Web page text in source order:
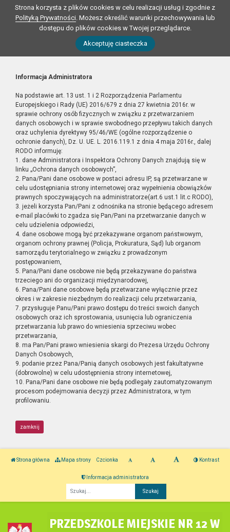
Strona korzysta z plików cookies w celu realizacji usług i zgodnie z
Polityką Prywatności. Możesz określić warunki przechowywania lub
dostępu do plików cookies w Twojej przeglądarce.
Akceptuję ciasteczka
Informacja Administratora
Na podstawie art. 13 ust. 1 i 2 Rozporządzenia Parlamentu
Europejskiego i Rady (UE) 2016/679 z dnia 27 kwietnia 2016r. w
sprawie ochrony osób fizycznych w związku z przetwarzaniem
danych osobowych i w sprawie swobodnego przepływu takich danych
oraz uchylenia dyrektywy 95/46/WE (ogólne rozporządzenie o
ochronie danych), Dz. U. UE. L. 2016.119.1 z dnia 4 maja 2016r., dalej
RODO informuję:
1. dane Administratora i Inspektora Ochrony Danych znajdują się w
linku „Ochrona danych osobowych”,
2. Pana/Pani dane osobowe w postaci adresu IP, są przetwarzane w
celu udostępniania strony internetowej oraz wypełnienia obowiązków
prawnych spoczywających na administratorze(art.6 ust.1 lit.c RODO),
3. jeżeli korzysta Pan/Pani z odnośnika na stronie będącego adresem
e-mail placówki to zgadza się Pan/Pani na przetwarzanie danych w
celu udzielenia odpowiedzi,
4. dane osobowe mogą być przekazywane organom państwowym,
organom ochrony prawnej (Policja, Prokuratura, Sąd) lub organom
samorządu terytorialnego w związku z prowadzonym
postępowaniem,
5. Pana/Pani dane osobowe nie będą przekazywane do państwa
trzeciego ani do organizacji międzynarodowej,
6. Pana/Pani dane osobowe będą przetwarzane wyłącznie przez
okres i w zakresie niezbędnym do realizacji celu przetwarzania,
7. przysługuje Panu/Pani prawo dostępu do treści swoich danych
osobowych oraz ich sprostowania, usunięcia lub ograniczenia
przetwarzania lub prawo do wniesienia sprzeciwu wobec
przetwarzania,
8. ma Pan/Pani prawo wniesienia skargi do Prezesa Urzędu Ochrony
Danych Osobowych,
9. podanie przez Pana/Panią danych osobowych jest fakultatywne
(dobrowolne) w celu udostępnienia strony internetowej,
10. Pana/Pani dane osobowe nie będą podlegały zautomatyzowanym
procesom podejmowania decyzji przez Administratora, w tym
profilowaniu.
zamknij
Strona główna Mapa strony Czcionka Kontrast
Informacja administratora
PRZEDSZKOLE MIEJSKIE NR 12 W